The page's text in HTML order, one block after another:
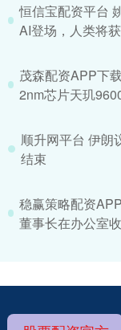
恒信宝配资平台
AI登场，人类将
茂森配资APP下
2nm芯片天玑
顺升网平台 伊朗
结束
稳赢策略配资
董事长在办公室